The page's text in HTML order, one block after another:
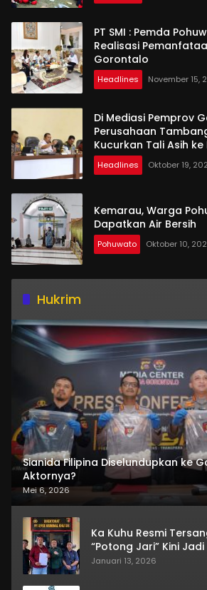
PT SMI : Pemda
Realisasi
Gorontalo
Headlines November 15,
Di Mediasi Pemprov
Perusahaan
Kucurkan Tali Asih ke
Penambang
Headlines Oktober 19,
Kemarau, Warga
Dapatkan Air Bersih
Pohuwato Oktober 10,
Hukrim
Sianida Filipina Diselundupkan ke
Aktornya?
Mei 6, 2026
Ka Kuhu Resmi
“Potong Jari” Kini
Januari 13, 2026